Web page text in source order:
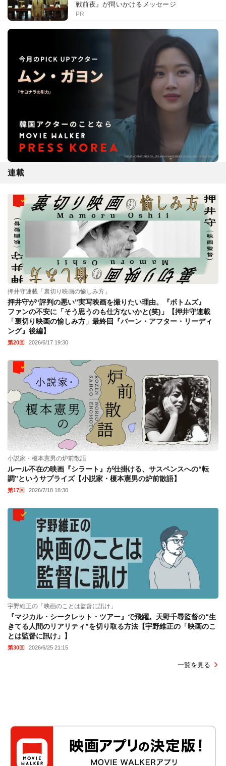
戦前夜』が問いかけるメッセージ
PR
連載
押井守連載「裏切り映画の愉しみ方」
押井守が“評判の悪い”実写映画を撮りたい理由。『ボトムズ』
ファンの不安に「そう思うのも仕方ないかと(笑)」【押井守連載
「裏切り映画の愉しみ方」最終回『バーン・アフター・リーディ
ング』後編】
第20回 2026/6/17 19:30
小説家・榎本憲男の炉前散語
ルール不在の映画『シラート』が仕掛ける、サスペンスへの“転
調”というサプライズ【小説家・榎本憲男の炉前散語】
第17回 2026/7/18 18:30
宇野維正の「映画のことは監督に訊け」
『マジカル・シークレット・ツアー』で飛躍。天野千尋監督の“生
きてる人間のリアリティ”を切り取る方法【宇野維正の「映画のこ
とは監督に訊け」】
第30回 2026/6/25 21:15
一覧を見る